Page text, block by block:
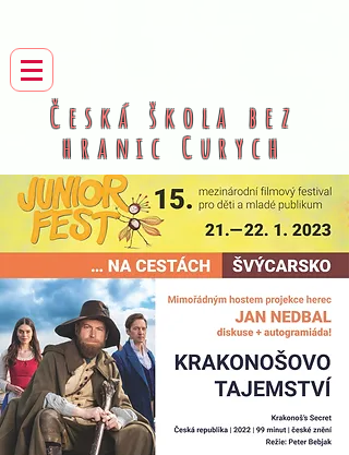
Česká škola bez
hranic
Curych